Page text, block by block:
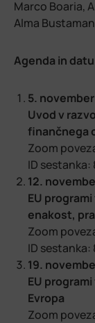
Marco Boaria,
Alma
Agenda in
5.
Uvod v
finančnega
Zoom
ID sestanka:
12.
EU
enakost,
Zoom
ID sestanka:
19.
EU
Evropa
Zoom